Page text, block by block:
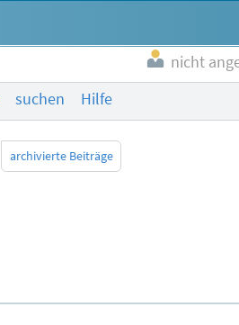
nicht
suchen Hilfe
archivierte Beiträge